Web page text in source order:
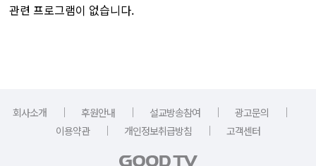
관련 프로그램이 없습니다.
회사소개 ｜ 후원안내 ｜ 설교방송참여 ｜ 광고문의
｜
이용약관
｜ 개인정보취급방침 ｜ 고객센터